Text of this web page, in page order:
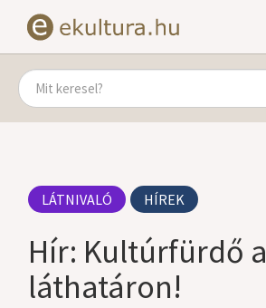
LÁTNIVALÓ HÍREK
Hír: Kultúrfürdő a
láthatáron!